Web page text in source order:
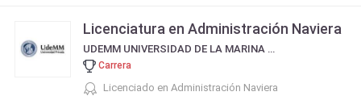
Licenciatura en Administración Naviera
UDEMM UNIVERSIDAD DE LA MARINA MERCANTE
Carrera
Licenciado en Administración Naviera